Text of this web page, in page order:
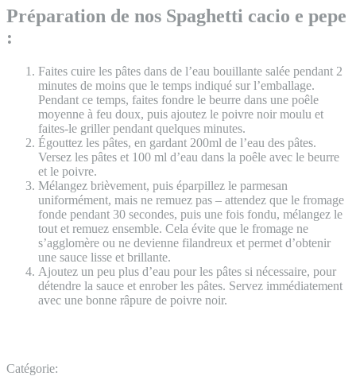
Préparation de nos Spaghetti cacio e pepe
:
Faites cuire les pâtes dans de l’eau bouillante salée pendant 2
minutes de moins que le temps indiqué sur l’emballage.
Pendant ce temps, faites fondre le beurre dans une poêle
moyenne à feu doux, puis ajoutez le poivre noir moulu et
faites-le griller pendant quelques minutes.
Égouttez les pâtes, en gardant 200ml de l’eau des pâtes.
Versez les pâtes et 100 ml d’eau dans la poêle avec le beurre
et le poivre.
Mélangez brièvement, puis éparpillez le parmesan
uniformément, mais ne remuez pas – attendez que le fromage
fonde pendant 30 secondes, puis une fois fondu, mélangez le
tout et remuez ensemble. Cela évite que le fromage ne
s’agglomère ou ne devienne filandreux et permet d’obtenir
une sauce lisse et brillante.
Ajoutez un peu plus d’eau pour les pâtes si nécessaire, pour
détendre la sauce et enrober les pâtes. Servez immédiatement
avec une bonne râpure de poivre noir.
Catégorie: